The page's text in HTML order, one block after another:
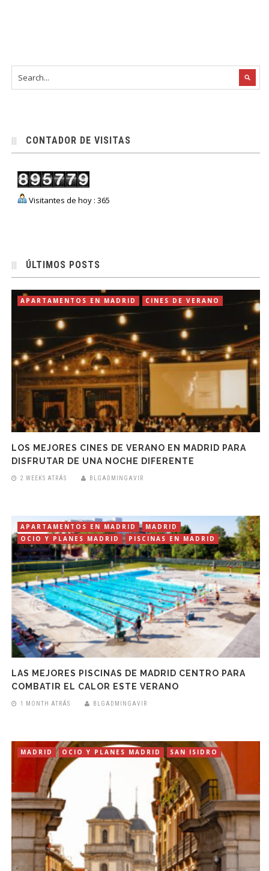
CONTADOR DE VISITAS
Visitantes de hoy : 365
ÚLTIMOS POSTS
APARTAMENTOS EN MADRID CINES DE VERANO
LOS MEJORES CINES DE VERANO EN MADRID PARA
DISFRUTAR DE UNA NOCHE DIFERENTE
2 WEEKS ATRÁS BLGADMINGAVIR
APARTAMENTOS EN MADRID
MADRID
OCIO Y PLANES MADRID
PISCINAS EN MADRID
LAS MEJORES PISCINAS DE MADRID CENTRO PARA
COMBATIR EL CALOR ESTE VERANO
1 MONTH ATRÁS BLGADMINGAVIR
MADRID OCIO Y PLANES MADRID SAN ISIDRO